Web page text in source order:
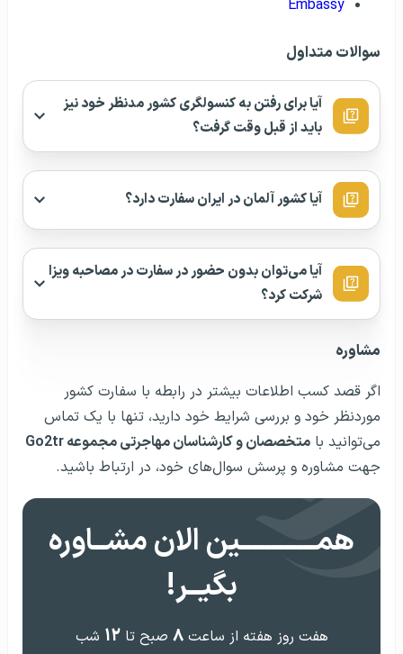
Embassy
سوالات متداول
آیا برای رفتن به کنسولگری کشور مدنظر خود نیز
باید از قبل وقت گرفت؟
آیا کشور آلمان در ایران سفارت دارد؟
آیا می‌توان بدون حضور در سفارت در مصاحبه ویزا
شرکت کرد؟
مشاوره
اگر قصد کسب اطلاعات بیشتر در رابطه با سفارت کشور
موردنظر خود و بررسی شرایط خود دارید، تنها با یک تماس
می‌توانید با متخصصان و کارشناسان مهاجرتی مجموعه Go2tr
جهت مشاوره و پرسش سوال‌های خود، در ارتباط باشید.
همــــــــــــین الان مشــاوره
بگیــر!
هفت روز هفته از ساعت۸ صبح تا۱۲ شب